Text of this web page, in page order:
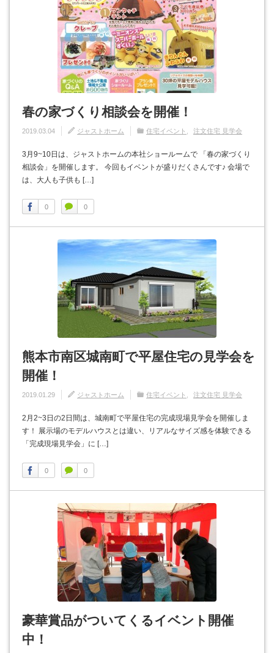
春の家づくり相談会を開催！
2019.03.04 ジャストホーム 住宅イベント 注文住宅 見学会
3月9~10日は、ジャストホームの本社ショールームで 「春の家づくり
相談会」を開催します。 今回もイベントが盛りだくさんです♪ 会場で
は、大人も子供も […]
0 0
熊本市南区城南町で平屋住宅の見学会を
開催！
2019.01.29 ジャストホーム 住宅イベント 注文住宅 見学会
2月2~3日の2日間は、城南町で平屋住宅の完成現場見学会を開催しま
す！ 展示場のモデルハウスとは違い、リアルなサイズ感を体験できる
「完成現場見学会」に […]
0 0
豪華賞品がついてくるイベント開催
中！